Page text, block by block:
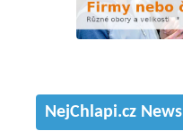
NejChlapi.cz News